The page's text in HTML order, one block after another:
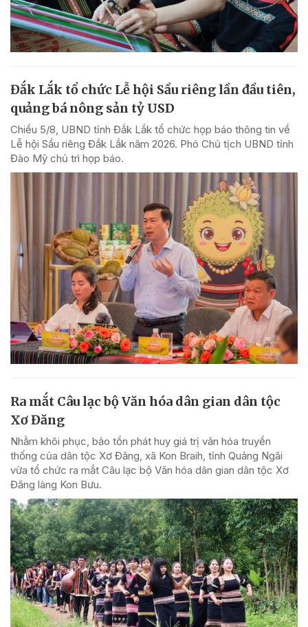
Đắk Lắk tổ chức Lễ hội Sầu riêng lần đầu tiên,
quảng bá nông sản tỷ USD
Chiều 5/8, UBND tỉnh Đắk Lắk tổ chức họp báo thông tin về
Lễ hội Sầu riêng Đắk Lắk năm 2026. Phó Chủ tịch UBND tỉnh
Đào Mỹ chủ trì họp báo.
Ra mắt Câu lạc bộ Văn hóa dân gian dân tộc
Xơ Đăng
Nhằm khôi phục, bảo tồn phát huy giá trị văn hóa truyền
thống của dân tộc Xơ Đăng, xã Kon Braih, tỉnh Quảng Ngãi
vừa tổ chức ra mắt Câu lạc bộ Văn hóa dân gian dân tộc Xơ
Đăng làng Kon Bưu.